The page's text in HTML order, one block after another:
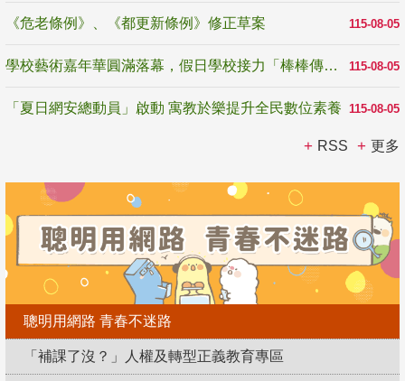
115-08-05
《危老條例》、《都更新條例》修正草案
115-08-05
學校藝術嘉年華圓滿落幕，假日學校接力「棒棒傳美感」
115-08-05
「夏日網安總動員」啟動 寓教於樂提升全民數位素養
RSS 更多
聰明用網路 青春不迷路
「補課了沒？」人權及轉型正義教育專區